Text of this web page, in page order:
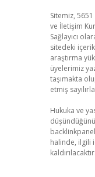
Sitemiz,
ve İletişim
Sağlayıcı
sitedeki
araştırma
üyelerimiz
taşımakta
etmiş
Hukuka ve
halinde, ilgili
kaldırılacaktır.